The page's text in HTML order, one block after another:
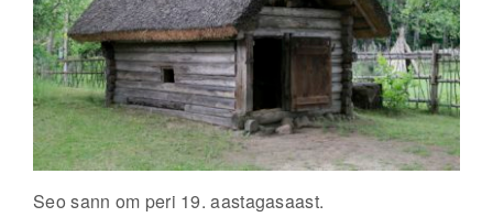
Seo sann om peri 19. aastagasaast.